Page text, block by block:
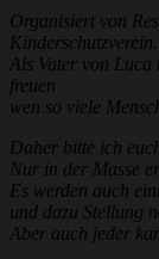
Organisiert von
Kinderschutzverein.
Als Vater von
freuen
wen so viele
Daher bitte ich
Nur in der Masse
Es werden auch
und dazu Stellung
Aber auch jeder